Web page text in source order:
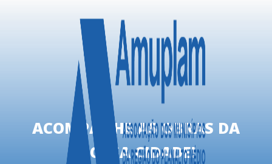
ACOMPANHE AS OBRAS DA
NOSSA CIDADE!